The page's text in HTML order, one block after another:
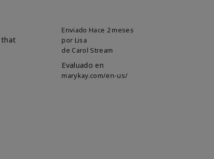
Enviado Hace 2 meses
por Lisa
de Carol Stream
Evaluado en
marykay.com/en-us/
that